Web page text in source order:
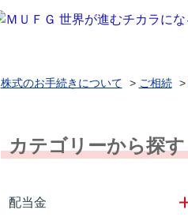
株式のお手続きについて > ご相続 >
カテゴリーから探す
配当金